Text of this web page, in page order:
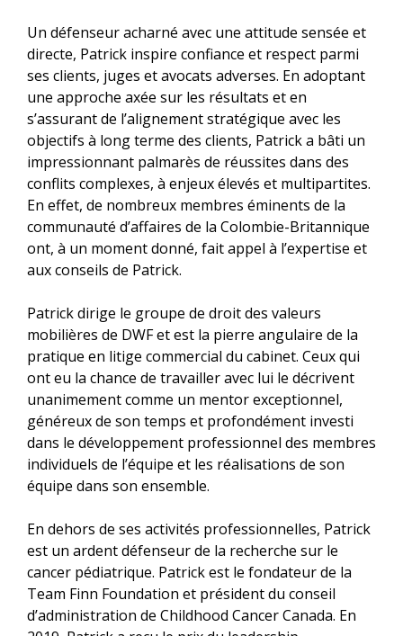
Un défenseur acharné avec une attitude sensée et
directe, Patrick inspire confiance et respect parmi
ses clients, juges et avocats adverses. En adoptant
une approche axée sur les résultats et en
s’assurant de l’alignement stratégique avec les
objectifs à long terme des clients, Patrick a bâti un
impressionnant palmarès de réussites dans des
conflits complexes, à enjeux élevés et multipartites.
En effet, de nombreux membres éminents de la
communauté d’affaires de la Colombie-Britannique
ont, à un moment donné, fait appel à l’expertise et
aux conseils de Patrick.
Patrick dirige le groupe de droit des valeurs
mobilières de DWF et est la pierre angulaire de la
pratique en litige commercial du cabinet. Ceux qui
ont eu la chance de travailler avec lui le décrivent
unanimement comme un mentor exceptionnel,
généreux de son temps et profondément investi
dans le développement professionnel des membres
individuels de l’équipe et les réalisations de son
équipe dans son ensemble.
En dehors de ses activités professionnelles, Patrick
est un ardent défenseur de la recherche sur le
cancer pédiatrique. Patrick est le fondateur de la
Team Finn Foundation et président du conseil
d’administration de Childhood Cancer Canada. En